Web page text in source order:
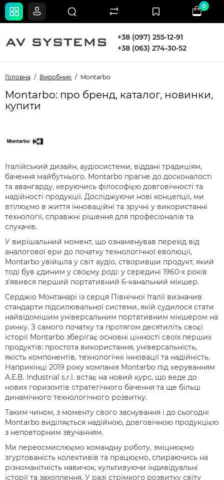
+38 (097) 255-12-91
+38 (063) 274-30-52
0
Головна Виробник Montarbo
Montarbo: про бренд, каталог, новинки,
купити
Італійський дизайн, аудіосистеми, віддані традиціям,
бачення майбутнього. Montarbo прагне до досконалості
та авангарду, керуючись філософією довговічності та
надійності продукції. Досліджуючи нові концепції, ми
втілюємо в життя інноваційні та зручні у використанні
технології, справжні рішення для професіоналів та
слухачів.
У вирішальний момент, що ознаменував перехід від
аналогової ери до початку технологічної еволюції,
Montarbo увійшла у світ аудіо, створивши продукт, який
тоді був єдиним у своєму роді: у середині 1960-х років
з'явився перший портативний 6-канальний мікшер.
Серджіо Монтанарі із серця Північної Італії визначив
стандарти підсилювальної системи, якій судилося стати
найвідомішим універсальним портативним мікшером на
ринку. З самого початку та протягом десятиліть своєї
історії Montarbo зберігає основні цінності своїх перших
продуктів: простота використання, універсальність,
якість компонентів, технологічні інновації та надійність.
Наприкінці 2019 року компанія Montarbo під керуванням
A.E.B. Industrial s.r.l. встає на новий курс, що веде до
нових горизонтів стратегічного бачення та ще більш
динамічного технологічного розвитку.
Таким чином, з моменту свого заснування і до сьогодні
Montarbo виділяється надійною, довговічною продукцією
з неповторним звучанням.
Ми переосмислюємо командну роботу, зміцнюємо
згуртованість колективів та працюємо, спираючись на
різноманітність навичок, культивуючи індивідуальні
історії та захоплення. У разі стрімкого розвитку світу